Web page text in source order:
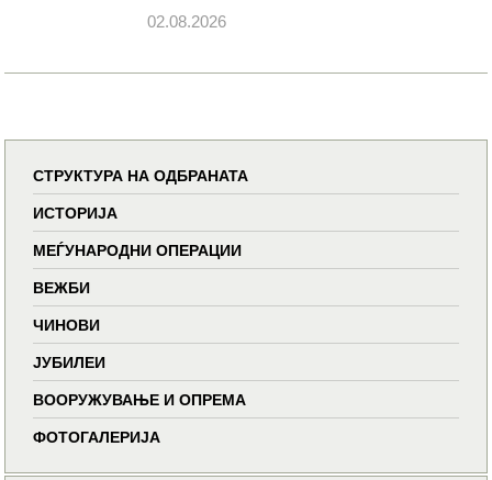
02.08.2026
СТРУКТУРА НА ОДБРАНАТА
ИСТОРИЈА
МЕЃУНАРОДНИ ОПЕРАЦИИ
ВЕЖБИ
ЧИНОВИ
ЈУБИЛЕИ
ВООРУЖУВАЊЕ И ОПРЕМА
ФОТОГАЛЕРИЈА